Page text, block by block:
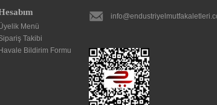
Menü
Takibi
Havale Bildirim Formu